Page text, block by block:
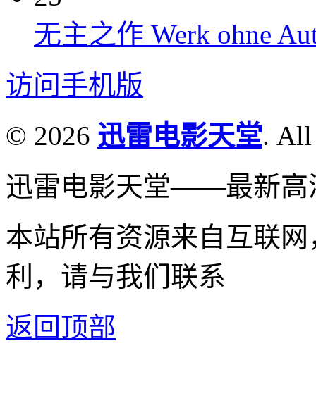
无主之作 Werk ohne
访问手机版
© 2026 迅雷电影天堂. All
迅雷电影天堂——最新高
本站所有资源来自互联
利，请与我们联系
返回顶部